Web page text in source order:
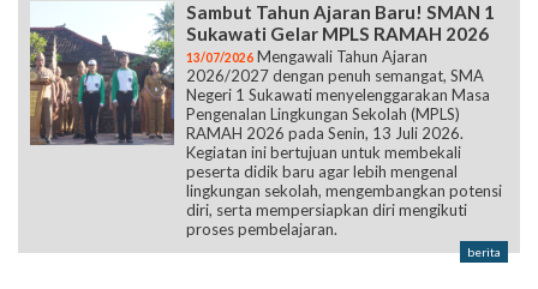
Sambut Tahun Ajaran Baru! SMAN 1
Sukawati Gelar MPLS RAMAH 2026
13/07/2026 Mengawali Tahun Ajaran
2026/2027 dengan penuh semangat, SMA
Negeri 1 Sukawati menyelenggarakan Masa
Pengenalan Lingkungan Sekolah (MPLS)
RAMAH 2026 pada Senin, 13 Juli 2026.
Kegiatan ini bertujuan untuk membekali
peserta didik baru agar lebih mengenal
lingkungan sekolah, mengembangkan potensi
diri, serta mempersiapkan diri mengikuti
proses pembelajaran.
berita